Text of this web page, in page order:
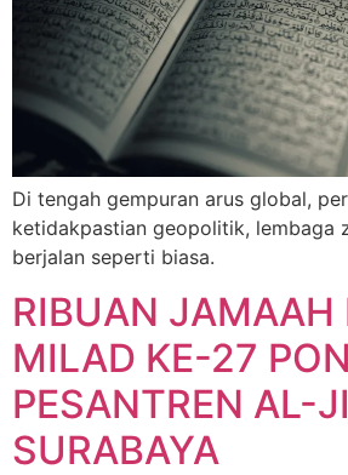
Di tengah gempuran arus global,
ketidakpastian geopolitik, lembaga
berjalan seperti biasa.
RIBUAN JAMAAH
MILAD KE-27
PESANTREN AL-
SURABAYA